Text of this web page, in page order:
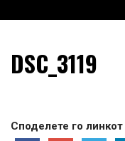
to
Граѓанска
Македонија
DSC_3119
Споделете го